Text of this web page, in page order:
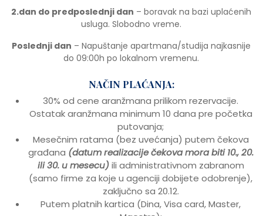
2.dan do predposlednji dan – boravak na bazi uplaćenih
usluga. Slobodno vreme.
Poslednji dan – Napuštanje apartmana/studija najkasnije
do 09:00h po lokalnom vremenu.
NAČIN PLAĆANJA:
30% od cene aranžmana prilikom rezervacije.
Ostatak aranžmana minimum 10 dana pre početka
putovanja;
Mesečnim ratama (bez uvećanja) putem čekova
građana (datum realizacije čekova mora biti 10., 20.
ili 30. u mesecu)ili administrativnom zabranom
(samo firme za koje u agenciji dobijete odobrenje),
zaključno sa 20.12.
Putem platnih kartica (Dina, Visa card, Master,